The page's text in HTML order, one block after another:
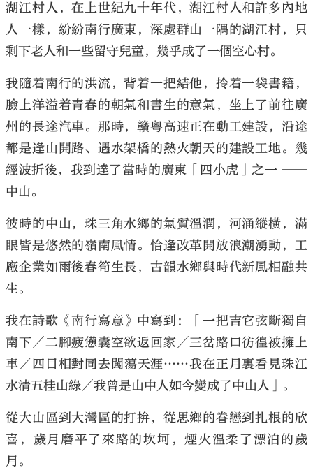
湖江村人，在上世紀九十年代，湖江村人和許多內地
人一樣，紛紛南行廣東，深處群山一隅的湖江村，只
剩下老人和一些留守兒童，幾乎成了一個空心村。
我隨着南行的洪流，背着一把結他，拎着一袋書籍，
臉上洋溢着青春的朝氣和書生的意氣，坐上了前往廣
州的長途汽車。那時，贛粵高速正在動工建設，沿途
都是逢山開路、遇水架橋的熱火朝天的建設工地。幾
經波折後，我到達了當時的廣東「四小虎」之一 ──
中山。
彼時的中山，珠三角水鄉的氣質溫潤，河涌縱橫，滿
眼皆是悠然的嶺南風情。恰逢改革開放浪潮湧動，工
廠企業如雨後春筍生長，古韻水鄉與時代新風相融共
生。
我在詩歌《南行寫意》中寫到：「一把吉它弦斷獨自
南下／二腳疲憊囊空欲返回家／三岔路口彷徨被擁上
車／四目相對同去闖蕩天涯……我在正月裏看見珠江
水清五桂山綠／我曾是山中人如今變成了中山人」。
從大山區到大灣區的打拚，從思鄉的眷戀到扎根的欣
喜，歲月磨平了來路的坎坷，煙火溫柔了漂泊的歲
月。